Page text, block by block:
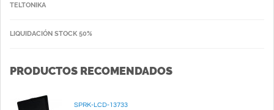
TELTONIKA
LIQUIDACIÓN STOCK 50%
PRODUCTOS RECOMENDADOS
SPRK-LCD-13733